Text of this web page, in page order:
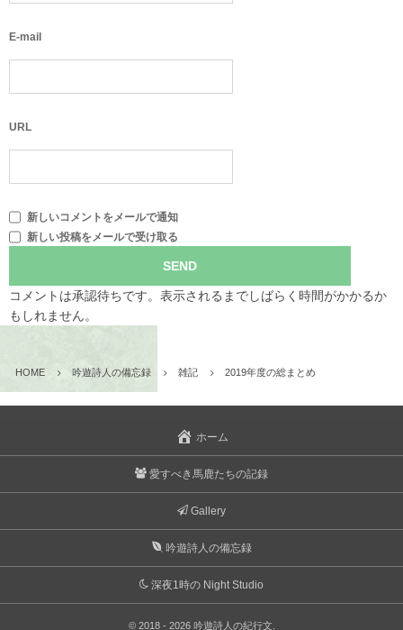
E-mail
URL
新しいコメントをメールで通知
新しい投稿をメールで受け取る
コメントは承認待ちです。表示されるまでしばらく時間がかかるか
もしれません。
HOME 吟遊詩人の備忘録 雑記 2019年度の総まとめ
ホーム
愛すべき馬鹿たちの記録
Gallery
吟遊詩人の備忘録
深夜1時の Night Studio
© 2018 - 2026 吟遊詩人の紀行文